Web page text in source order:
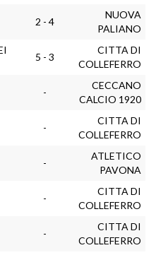
2 - 4
NUOVA
PALIANO
5 - 3
CITTA DI
COLLEFERRO
-
CECCANO
CALCIO 1920
-
CITTA DI
COLLEFERRO
-
ATLETICO
PAVONA
-
CITTA DI
COLLEFERRO
-
CITTA DI
COLLEFERRO